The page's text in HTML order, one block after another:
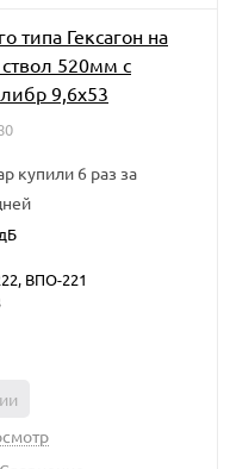
типа Гексагон на
520мм с
9,6х53
купили 6 раз за
ВПО-221